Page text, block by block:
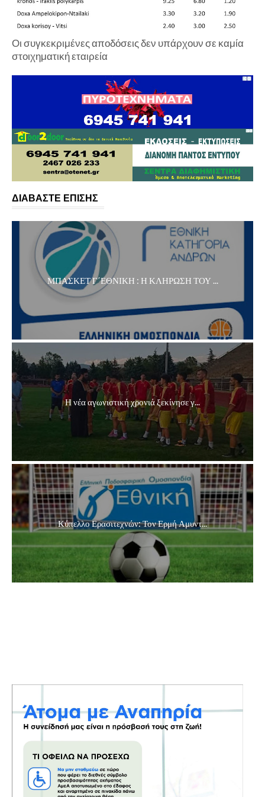
Οι συγκεκριμένες αποδόσεις δεν υπάρχουν σε καμία
στοιχηματική εταιρεία
ΔΙΑΒΑΣΤΕ ΕΠΙΣΗΣ
ΜΠΑΣΚΕΤ Γ΄ΕΘΝΙΚΗ : Η ΚΛΗΡΩΣΗ ΤΟΥ ...
Η νέα αγωνιστική χρονιά ξεκίνησε γ...
Κύπελλο Ερασιτεχνών: Τον Ερμή Αμυντ...